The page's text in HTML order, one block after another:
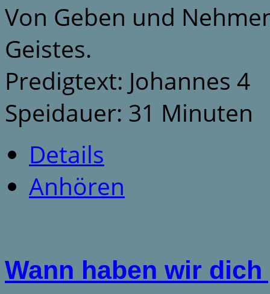
Von Geben und
Geistes.
Predigtext: Johannes 4
Speidauer: 31 Minuten
Details
Anhören
Wann haben wir dich